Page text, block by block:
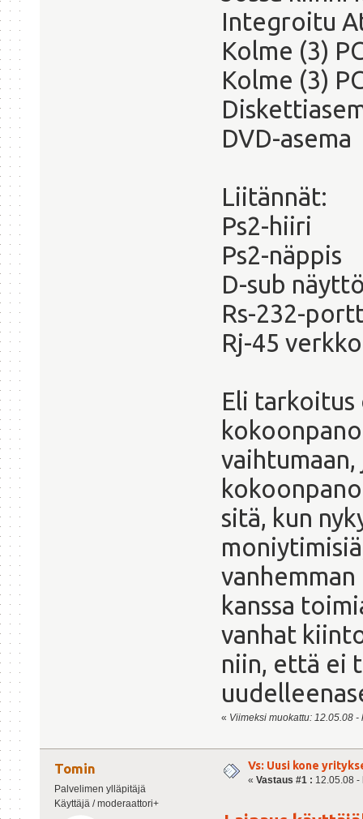
Integroitu
Kolme (3)
Kolme (3)
DVD-asema
Liitännät:
Ps2-hiiri
Ps2-näppis
D-sub
Rs-232-
Rj-45
Eli tarkoitus
sitä, kun
kanssa
vanhat
niin, että ei
« Viimeksi muokattu: 12.05.08
Tomin
Palvelimen ylläpitäjä
Käyttäjä / moderaattori+
Vs: Uusi kone
« Vastaus #1 : 12.05.08 -